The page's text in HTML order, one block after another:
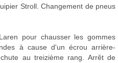
Stroll. Changement de pneus
pour chausser les gommes
à cause d'un écrou arrière-
au treizième rang. Arrêt de